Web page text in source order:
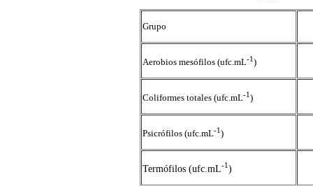
Grupo
Aerobios mesófilos (ufc.mL-1)
Coliformes totales (ufc.mL-1)
Psicrófilos (ufc.mL-1)
Termófilos (ufc.mL-1)